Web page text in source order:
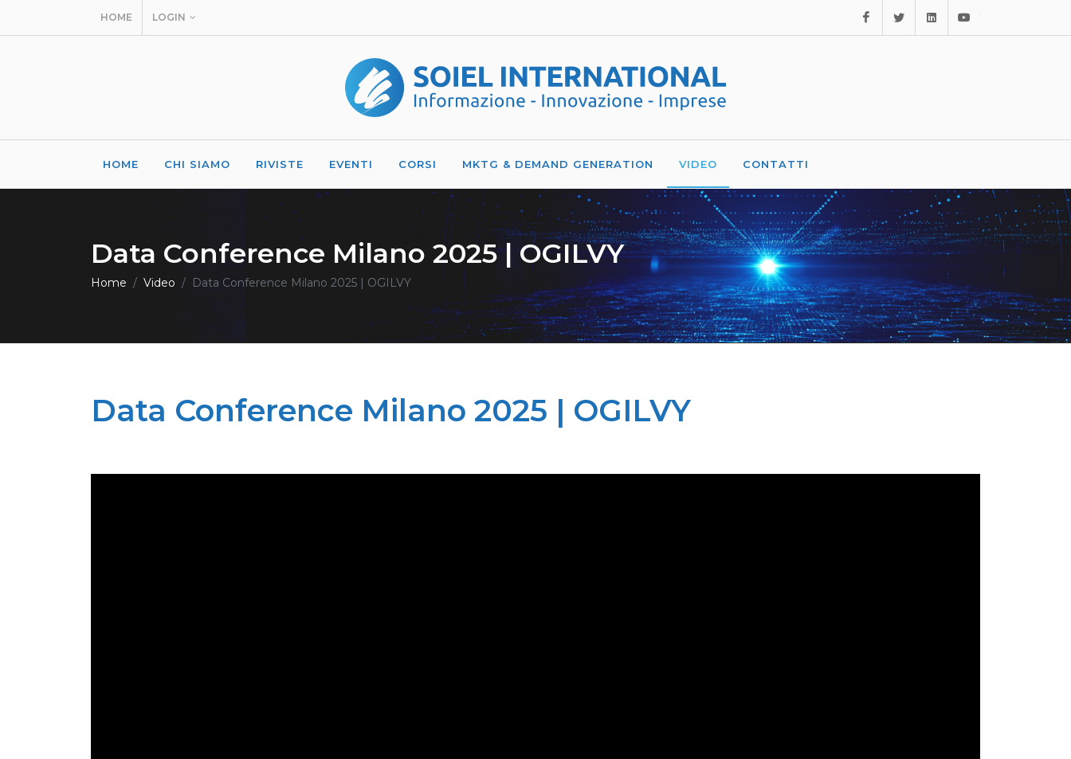
HOME LOGIN FacebookTwitter Linkedin
HOME CHI SIAMO RIVISTE EVENTI CORSI MKTG & DEMAND GENERATION VIDEO CONTATTI
Data Conference Milano 2025 | OGILVY
Home Video Data Conference Milano 2025 | OGILVY
Data Conference Milano 2025 | OGILVY